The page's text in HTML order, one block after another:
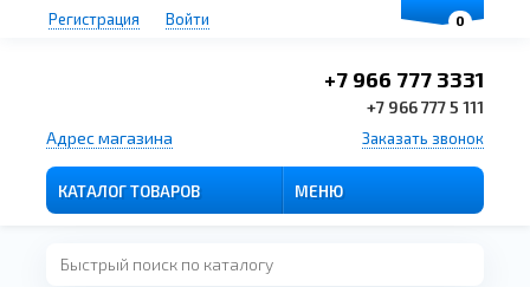
+7 966 777 3331
+7 966 777 5 111
Заказать звонок
Адрес магазина
Регистрация Войти
КАТАЛОГ ТОВАРОВ МЕНЮ
0